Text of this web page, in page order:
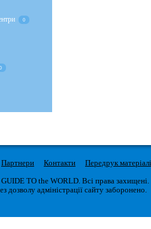
0
0
Партнери Контакти
Передрук
TO the WORLD. Всі права захищені.
дозволу адміністрації сайту заборонено.